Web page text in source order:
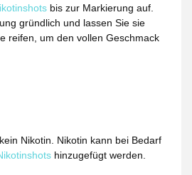
bis zur Markierung auf.
gründlich und lassen Sie sie
reifen, um den vollen Geschmack
Nikotin. Nikotin kann bei Bedarf
hinzugefügt werden.